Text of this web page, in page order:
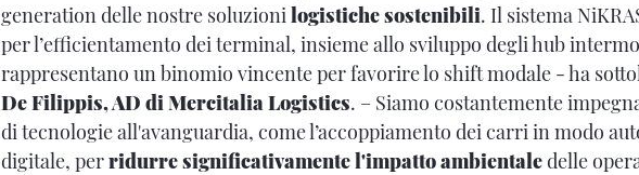
generation delle nostre soluzioni logistiche sostenibili. Il sistema
per l’efficientamento dei terminal, insieme allo sviluppo degli hub
rappresentano un binomio vincente per favorire lo shift modale - ha
De Filippis, AD di Mercitalia Logistics. – Siamo costantemente
di tecnologie all'avanguardia, come l’accoppiamento dei carri in modo
digitale, perridurre significativamente l'impatto ambientaledelle